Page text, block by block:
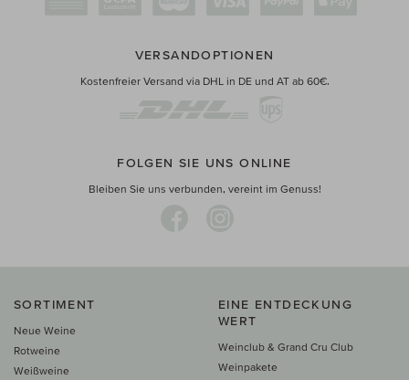
VERSANDOPTIONEN
Kostenfreier Versand via DHL in DE und AT ab 60€.
FOLGEN SIE UNS ONLINE
Bleiben Sie uns verbunden, vereint im Genuss!
SORTIMENT
Neue Weine
Rotweine
Weißweine
EINE ENTDECKUNG
WERT
Weinclub & Grand Cru Club
Weinpakete